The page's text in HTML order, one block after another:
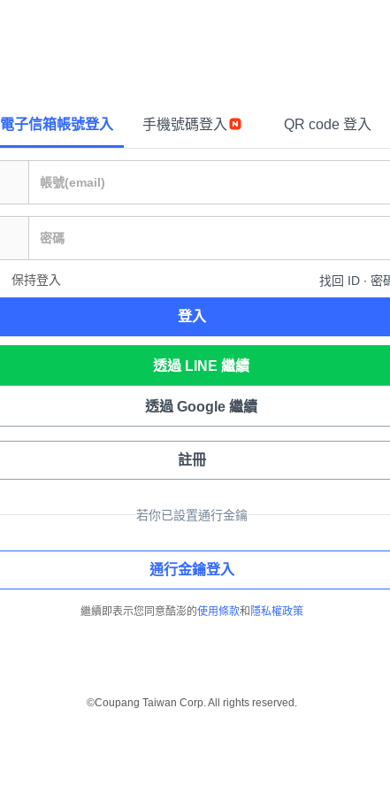
電子信箱帳號登入 手機號碼登入 QR code 登入
保持登入 找回 ID ∙ 密
登入
透過 LINE 繼續
透過 Google 繼續
註冊
若你已設置通行金鑰
通行金鑰登入
繼續即表示您同意酷澎的使用條款和 隱私權政策
©Coupang Taiwan Corp. All rights reserved.